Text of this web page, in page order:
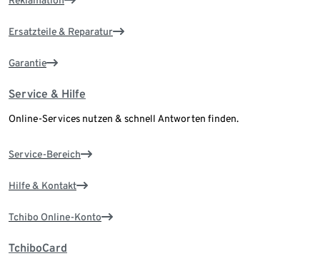
Ersatzteile & Reparatur
Garantie
Service & Hilfe
Online-Services nutzen & schnell Antworten finden.
Service-Bereich
Hilfe & Kontakt
Tchibo Online-Konto
TchiboCard